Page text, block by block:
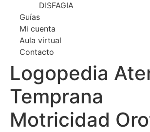
DISFAGIA
Guías
Mi cuenta
Aula virtual
Contacto
Logopedia
Temprana
Motricidad